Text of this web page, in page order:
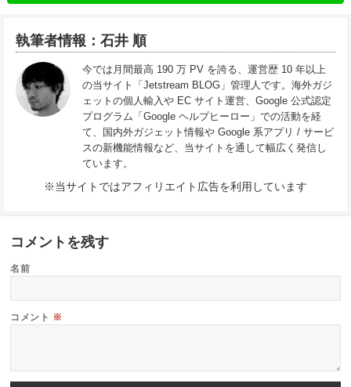
執筆者情報：石井 順
今では月間最高 190 万 PV を誇る、運営歴 10 年以上
の当サイト「Jetstream BLOG」管理人です。海外ガジ
ェットの個人輸入や EC サイト運営、Google 公式認定
プログラム「Google ヘルプヒーロー」での活動を経
て、国内外ガジェット情報や Google 系アプリ / サービ
スの新機能情報など、当サイトを通して幅広く発信し
ています。
※当サイトではアフィリエイト広告を利用しています
コメントを残す
名前
コメント ※